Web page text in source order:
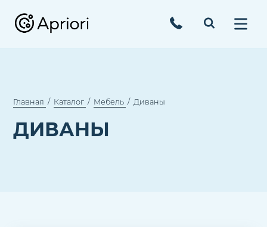
Главная Каталог Мебель Диваны
ДИВАНЫ